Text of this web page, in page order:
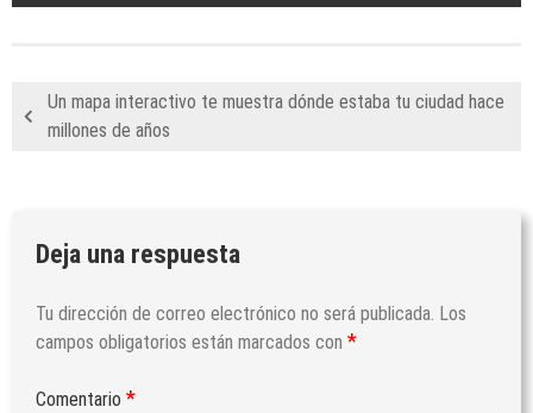
Un mapa interactivo te muestra dónde estaba tu ciudad hace
millones de años
Deja una respuesta
Tu dirección de correo electrónico no será publicada. Los
campos obligatorios están marcados con *
Comentario *